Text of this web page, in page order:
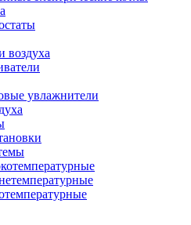
воздуха
увлажнители